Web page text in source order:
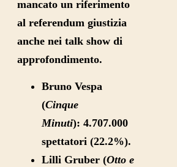
mancato un riferimento
al referendum giustizia
anche nei talk show di
approfondimento.
Bruno Vespa
(Cinque
Minuti): 4.707.000
spettatori (22.2%).
Lilli Gruber (Otto e